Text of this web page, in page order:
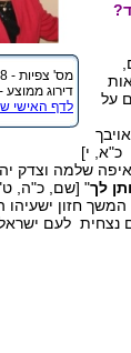
מס' צפיות - 3228
דירוג ממוצע -
לדף האישי
על
כ"א, י]
שלמה וצדק
לך" [שם, כ"ה,
חזון ישעיהו
נצחית לעם